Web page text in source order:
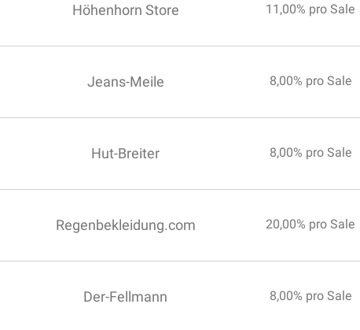
Höhenhorn Store 11,00% pro Sale
Jeans-Meile 8,00% pro Sale
Hut-Breiter 8,00% pro Sale
Regenbekleidung.com 20,00% pro Sale
Der-Fellmann 8,00% pro Sale